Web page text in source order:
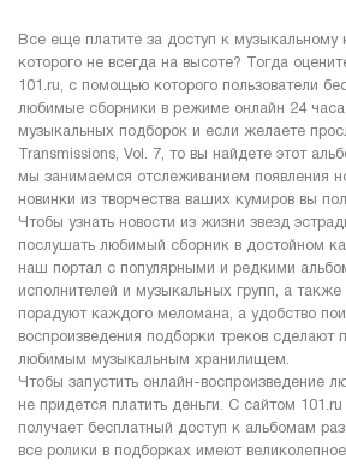
Все еще платите за доступ к музыкальному
которого не всегда на высоте? Тогда
101.ru, с помощью которого пользователи
любимые сборники в режиме онлайн 24 часа
музыкальных подборок и если желаете
Transmissions, Vol. 7, то вы найдете этот
мы занимаемся отслеживанием появления
новинки из творчества ваших кумиров вы
Чтобы узнать новости из жизни звезд
послушать любимый сборник в достойном
наш портал с популярными и редкими
исполнителей и музыкальных групп, а
порадуют каждого меломана, а удобство
воспроизведения подборки треков сделают
любимым музыкальным хранилищем.
Чтобы запустить онлайн-воспроизведение
не придется платить деньги. С сайтом
получает бесплатный доступ к альбомам
все ролики в подборках имеют